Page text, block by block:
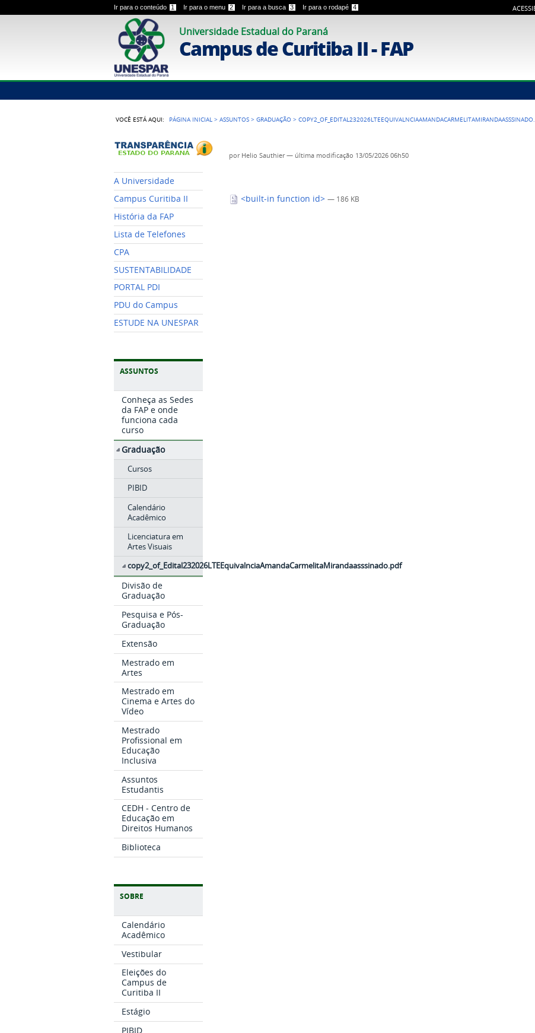
Ir para o conteúdo 1 Ir para o menu 2 Ir para a busca 3 Ir para o rodapé 4
Universidade Estadual do Paraná
Campus de Curitiba II - FAP
VOCÊ ESTÁ AQUI: PÁGINA INICIAL >ASSUNTOS >GRADUAÇÃO >
A Universidade
Campus Curitiba II
História da FAP
Lista de Telefones
CPA
SUSTENTABILIDADE
PORTAL PDI
PDU do Campus
ESTUDE NA UNESPAR
ASSUNTOS
Conheça as Sedes
da FAP e onde
funciona cada
curso
Graduação
Cursos
PIBID
Calendário
Acadêmico
Licenciatura em
Artes Visuais
copy2_of_Edital232026LTEEquivalnciaAmandaCarmelitaMirandaasssinado.pdf
Divisão de
Graduação
Pesquisa e Pós-
Graduação
Extensão
Mestrado em
Artes
Mestrado em
Cinema e Artes do
Vídeo
Mestrado
Profissional em
Educação
Inclusiva
Assuntos
Estudantis
CEDH - Centro de
Educação em
Direitos Humanos
Biblioteca
SOBRE
Calendário
Acadêmico
Vestibular
Eleições do
Campus de
Curitiba II
Estágio
PIBID
por Helio Sauthier— última modificação 13/05/2026 06h50
<built-in function id>— 186 KB